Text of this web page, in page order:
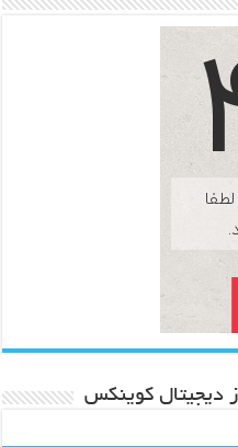
دیجیتال کوینکس